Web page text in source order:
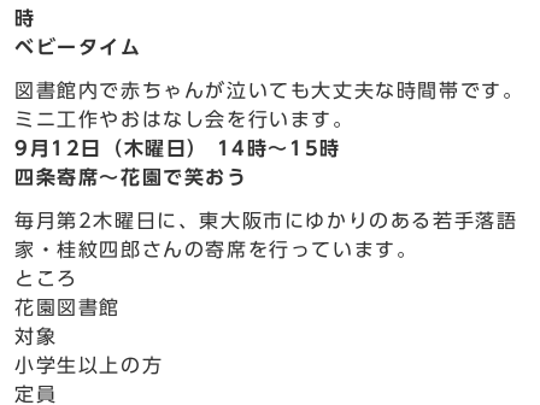
時
ベビータイム
図書館内で赤ちゃんが泣いても大丈夫な時間帯です。
ミニ工作やおはなし会を行います。
9月12日（木曜日） 14時～15時
四条寄席～花園で笑おう
毎月第2木曜日に、東大阪市にゆかりのある若手落語
家・桂紋四郎さんの寄席を行っています。
ところ
花園図書館
対象
小学生以上の方
定員